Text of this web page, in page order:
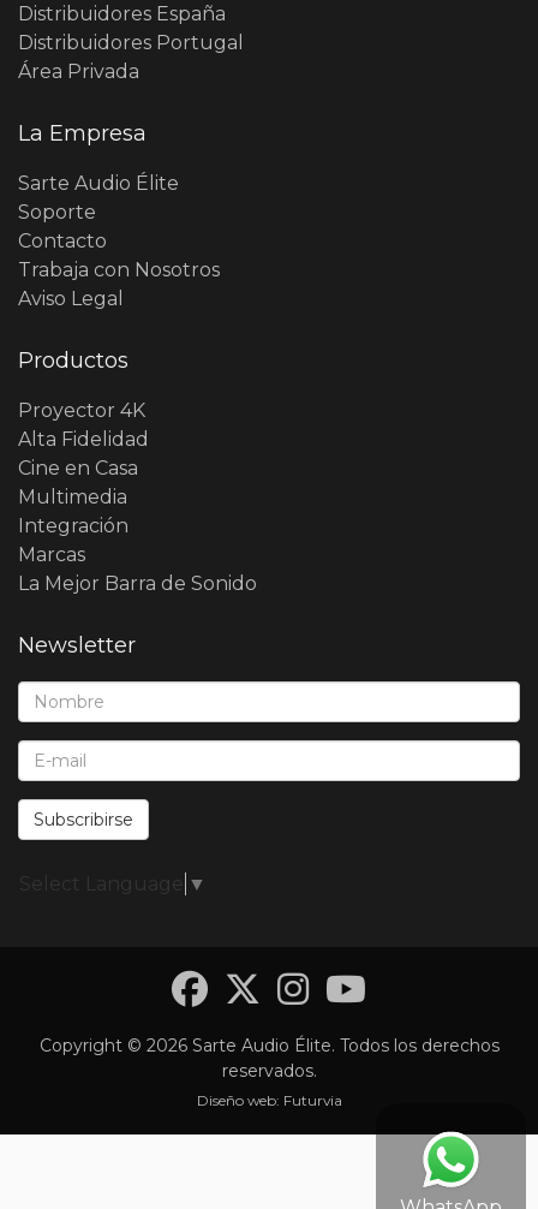
Distribuidores España
Distribuidores Portugal
Área Privada
La Empresa
Sarte Audio Élite
Soporte
Contacto
Trabaja con Nosotros
Aviso Legal
Productos
Proyector 4K
Alta Fidelidad
Cine en Casa
Multimedia
Integración
Marcas
La Mejor Barra de Sonido
Newsletter
Nombre*:
E-Mail*:
Subscribirse
Select Language ▼
Facebook
Twitter
Copyright © 2026 Sarte Audio Élite. Todos los derechos
reservados.
Diseño web: Futurvia